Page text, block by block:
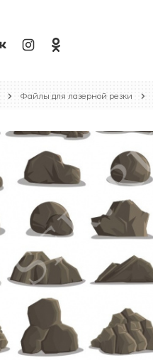
Файлы для лазерной резки